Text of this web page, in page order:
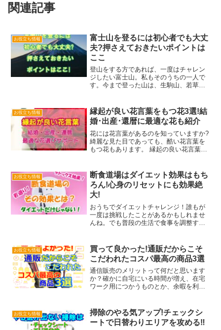
関連記事
お役立ち情報
富士山を登るには初心者でも大丈
夫?押さえておきたいポイントは
ここ
登山をする方であれば、一度はチャレン
ジしたい富士山。私もそのうちの一人で
す。今まで登った山は、生駒山、若草
登るのは、無謀なのかな？いえ、決して
無謀ではありません。全く登...
お役立ち情報
縁起が良い花言葉をもつ花3選!結
婚･出産･還暦に最適な花も紹介
花には花言葉があるのを知っていますか?
綺麗な見た目であっても、酷い花言葉を
もつ花もあります。 縁起の良い花言葉を
店員のわたしがサポートします。花は何
歳になっても大好き...
お役立ち情報
断食道場はダイエット効果はもち
ろん!心身のリセットにも効果絶
大!
おうちでダイエットチャレンジ！誰もが
一度は挑戦したことがあるかもしれませ
んね。でも普段の生活で食事を調整する
い！そんな方には、断食道場でのダイエ
ットをおすすめします。今...
お役立ち情報
買って良かった!通販だからこそ
こだわれたコスパ最高の商品3選
通信販売のメリットって何だと思います
か？確かに自宅にいる時間が増え、在宅
ワーク用につかうものとか、余暇を利用
た分、お取り寄せで美味しいものを自宅
でということもあるよ...
お役立ち情報
掃除のやる気アップ!チェックシ
ートで日替わりエリアを攻める‼